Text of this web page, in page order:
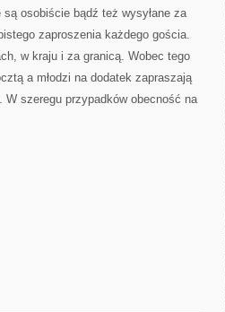
osobiście bądź też wysyłane za
zaproszenia każdego gościa.
w kraju i za granicą. Wobec tego
a młodzi na dodatek zapraszają
szeregu przypadków obecność na